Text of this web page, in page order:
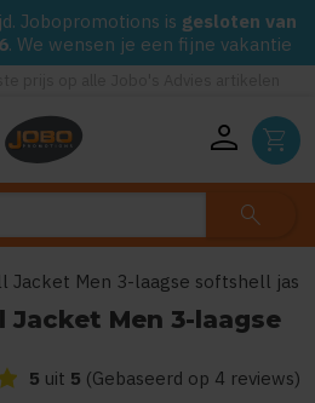
Jobopromotions is gesloten van
. We wensen je een fijne vakantie
person shopping_cart
search
Jacket Men 3-laagse softshell jas
Jacket Men 3-laagse
van dit product is5 van de 5
5 uit 5 (Gebaseerd op 4 reviews)